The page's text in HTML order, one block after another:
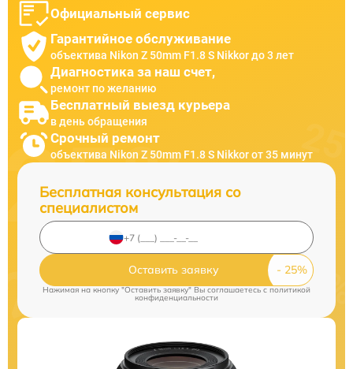
Официальный сервис
Гарантийное обслуживание
объектива Nikon Z 50mm F1.8 S Nikkor до 3 лет
Диагностика за наш счет,
ремонт по желанию
Бесплатный выезд курьера
в день обращения
Срочный ремонт
объектива Nikon Z 50mm F1.8 S Nikkor от 35 минут
Бесплатная консультация со
специалистом
Оставить заявку
Нажимая на кнопку "Оставить заявку" Вы соглашаетесь cполитикой
конфиденциальности